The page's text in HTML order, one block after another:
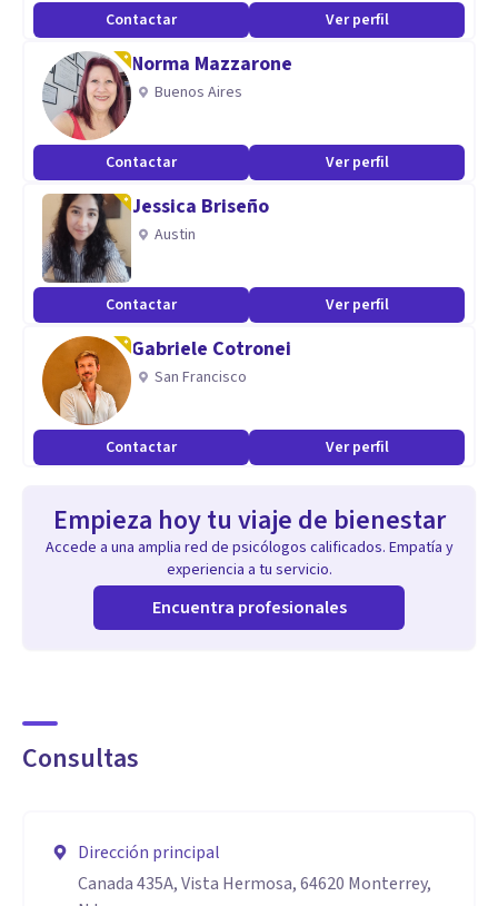
Contactar Ver perfil
Norma Mazzarone
Buenos Aires
Contactar Ver perfil
Jessica Briseño
Austin
Contactar Ver perfil
Gabriele Cotronei
San Francisco
Contactar Ver perfil
Empieza hoy tu viaje de bienestar
Accede a una amplia red de psicólogos calificados. Empatía y
experiencia a tu servicio.
Encuentra profesionales
Consultas
Dirección principal
Canada 435A, Vista Hermosa, 64620 Monterrey,